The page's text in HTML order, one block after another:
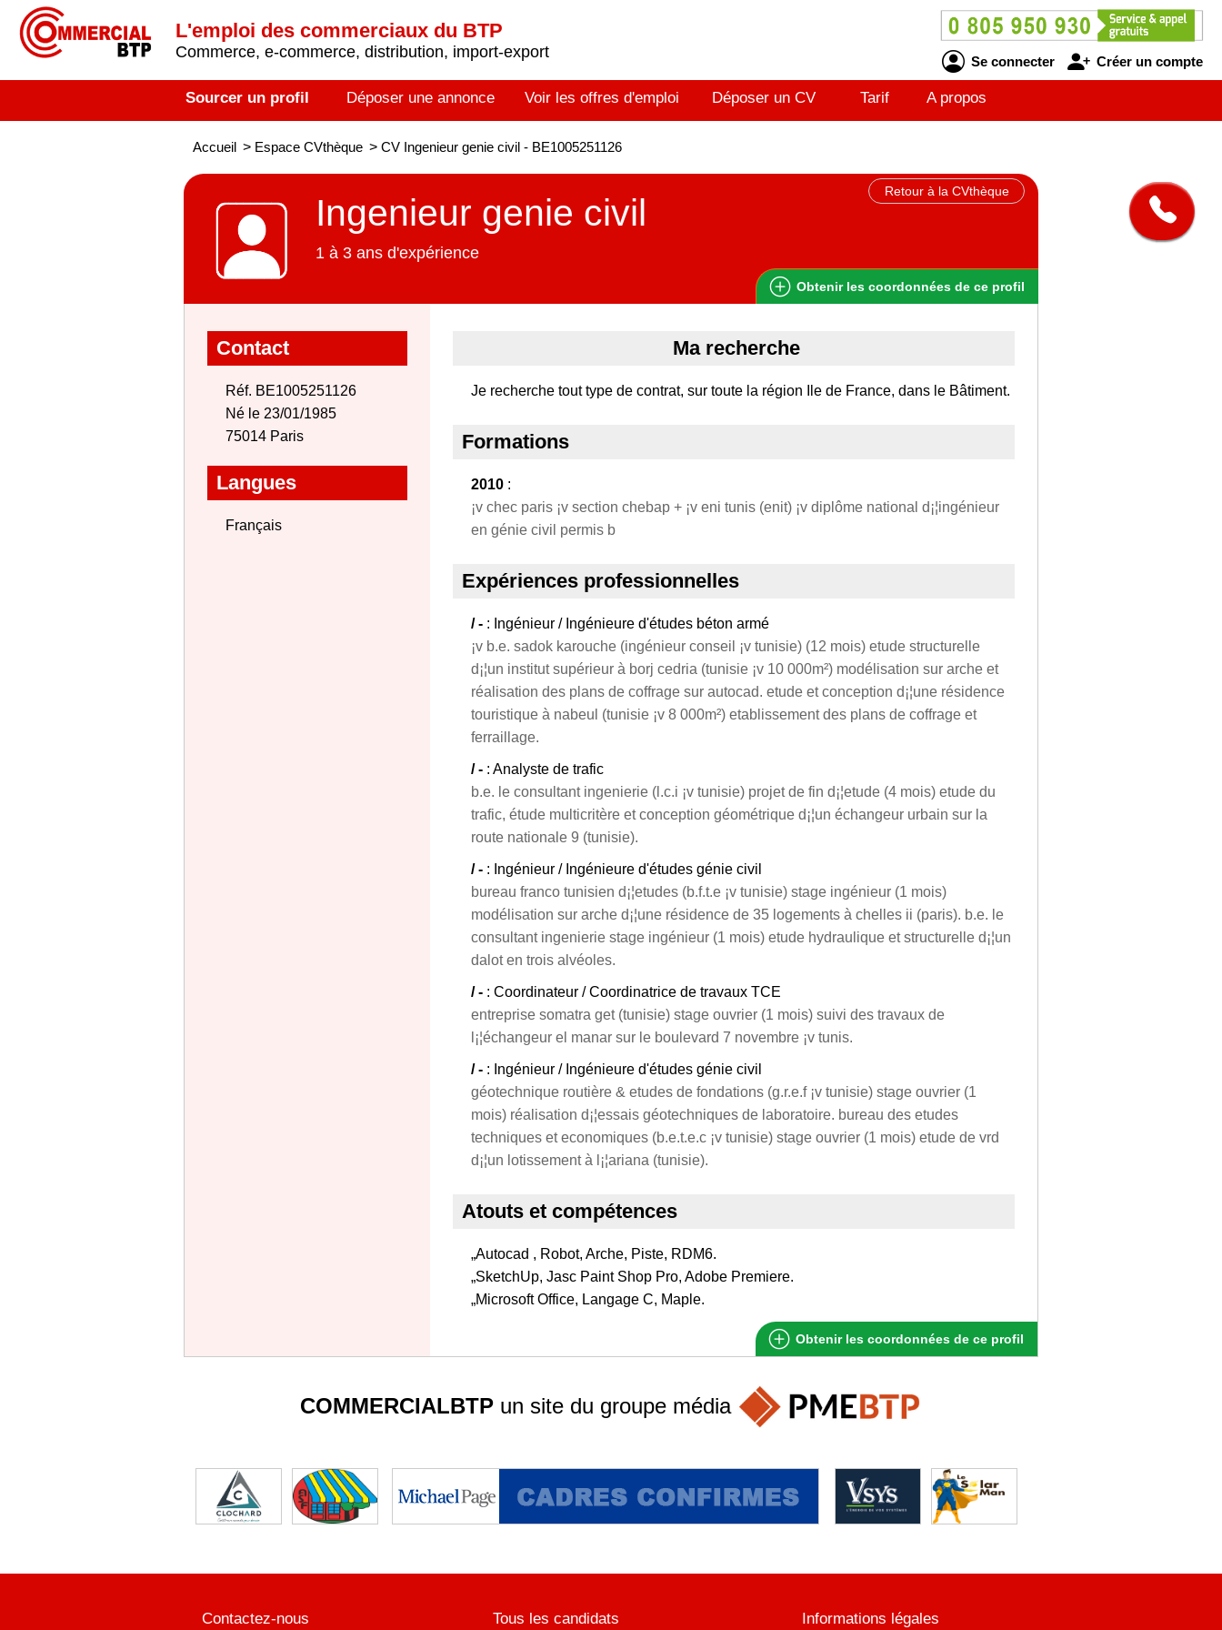
L'emploi des commerciaux du BTP
Commerce, e-commerce, distribution, import-export
Se connecter Créer un compte
Sourcer un profil Déposer une annonce Voir les offres d'emploi Déposer un CV Tarif A propos
Accueil > Espace CVthèque > CV Ingenieur genie civil - BE1005251126
Retour à la CVthèque
Ingenieur genie civil
1 à 3 ans d'expérience
Obtenir les coordonnées de ce profil
Contact
Réf. BE1005251126
Né le 23/01/1985
75014 Paris
Langues
Français
Ma recherche
Je recherche tout type de contrat, sur toute la région Ile de France, dans le Bâtiment.
Formations
2010 :
¡v chec paris ¡v section chebap + ¡v eni tunis (enit) ¡v diplôme national d¡¦ingénieur
en génie civil permis b
Expériences professionnelles
/ - : Ingénieur / Ingénieure d'études béton armé
¡v b.e. sadok karouche (ingénieur conseil ¡v tunisie) (12 mois) etude structurelle
d¡¦un institut supérieur à borj cedria (tunisie ¡v 10 000m²) modélisation sur arche et
réalisation des plans de coffrage sur autocad. etude et conception d¡¦une résidence
touristique à nabeul (tunisie ¡v 8 000m²) etablissement des plans de coffrage et
ferraillage.
/ - : Analyste de trafic
b.e. le consultant ingenierie (l.c.i ¡v tunisie) projet de fin d¡¦etude (4 mois) etude du
trafic, étude multicritère et conception géométrique d¡¦un échangeur urbain sur la
route nationale 9 (tunisie).
/ - : Ingénieur / Ingénieure d'études génie civil
bureau franco tunisien d¡¦etudes (b.f.t.e ¡v tunisie) stage ingénieur (1 mois)
modélisation sur arche d¡¦une résidence de 35 logements à chelles ii (paris). b.e. le
consultant ingenierie stage ingénieur (1 mois) etude hydraulique et structurelle d¡¦un
dalot en trois alvéoles.
/ - : Coordinateur / Coordinatrice de travaux TCE
entreprise somatra get (tunisie) stage ouvrier (1 mois) suivi des travaux de
l¡¦échangeur el manar sur le boulevard 7 novembre ¡v tunis.
/ - : Ingénieur / Ingénieure d'études génie civil
géotechnique routière & etudes de fondations (g.r.e.f ¡v tunisie) stage ouvrier (1
mois) réalisation d¡¦essais géotechniques de laboratoire. bureau des etudes
techniques et economiques (b.e.t.e.c ¡v tunisie) stage ouvrier (1 mois) etude de vrd
d¡¦un lotissement à l¡¦ariana (tunisie).
Atouts et compétences
„Autocad , Robot, Arche, Piste, RDM6.
„SketchUp, Jasc Paint Shop Pro, Adobe Premiere.
„Microsoft Office, Langage C, Maple.
Obtenir les coordonnées de ce profil
COMMERCIALBTP un site du groupe média
Contactez-nous Tous les candidats Informations légales